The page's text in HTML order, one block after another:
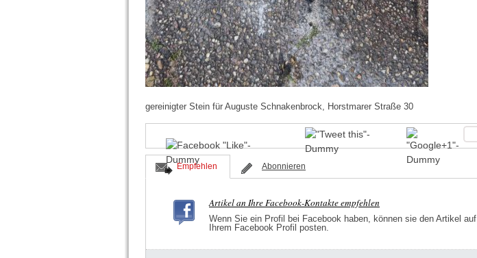
gereinigter Stein für Auguste Schnakenbrock, Horstmarer Straße 30
Empfehlen Abonnieren
Artikel an Ihre Facebook-Kontakte empfehlen
Wenn Sie ein Profil bei Facebook haben, können sie den Artikel auf
Ihrem Facebook Profil posten.